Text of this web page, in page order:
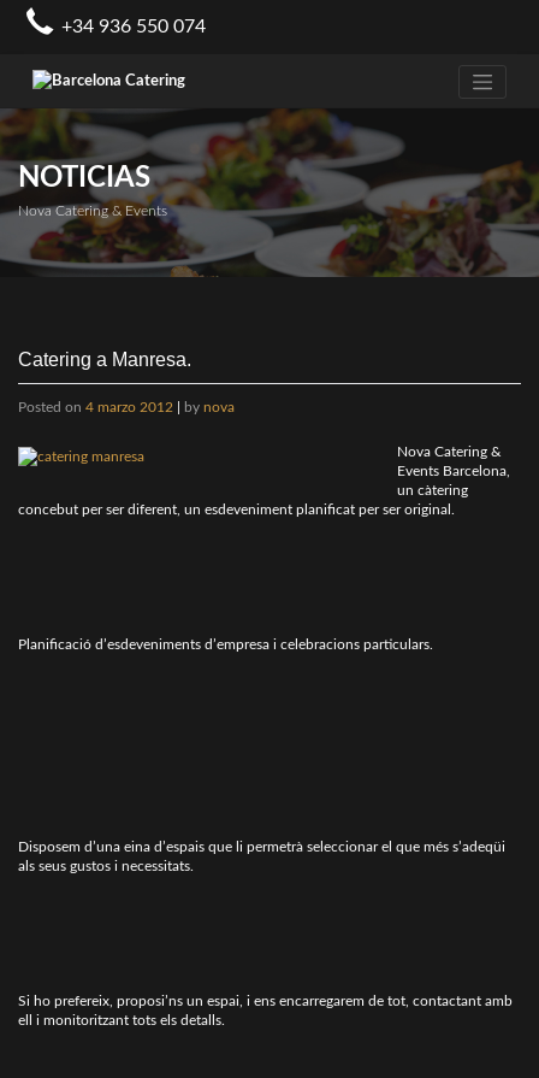
+34 936 550 074
NOTICIAS
Nova Catering & Events
Catering a Manresa.
Posted on 4 marzo 2012 by nova
Nova Catering &
Events Barcelona,
un càtering
concebut per ser diferent, un esdeveniment planificat per ser original.
Planificació d’esdeveniments d’empresa i celebracions particulars.
Disposem d’una eina d’espais que li permetrà seleccionar el que més s’adeqüi
als seus gustos i necessitats.
Si ho prefereix, proposi’ns un espai, i ens encarregarem de tot, contactant amb
ell i monitoritzant tots els detalls.